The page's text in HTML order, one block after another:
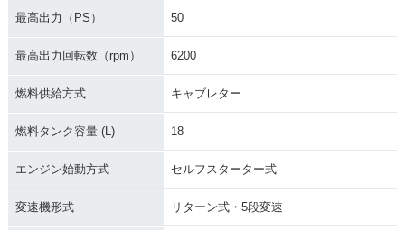
最高出力（PS） 50
最高出力回転数（rpm） 6200
燃料供給方式 キャブレター
燃料タンク容量 (L) 18
エンジン始動方式 セルフスターター式
変速機形式 リターン式・5段変速